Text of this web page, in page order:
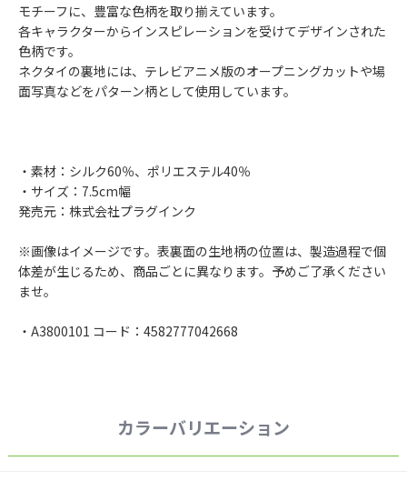
モチーフに、豊富な色柄を取り揃えています。
各キャラクターからインスピレーションを受けてデザインされた
色柄です。
ネクタイの裏地には、テレビアニメ版のオープニングカットや場
面写真などをパターン柄として使用しています。
・素材：シルク60％、ポリエステル40％
・サイズ：7.5cm幅
発売元：株式会社プラグインク
※画像はイメージです。表裏面の生地柄の位置は、製造過程で個
体差が生じるため、商品ごとに異なります。予めご了承ください
ませ。
・A3800101 コード：4582777042668
カラーバリエーション